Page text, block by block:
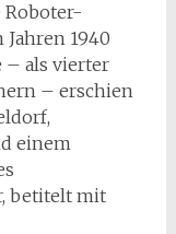
Roboter-
1940
– als vierter
– erschien
einem
betitelt mit